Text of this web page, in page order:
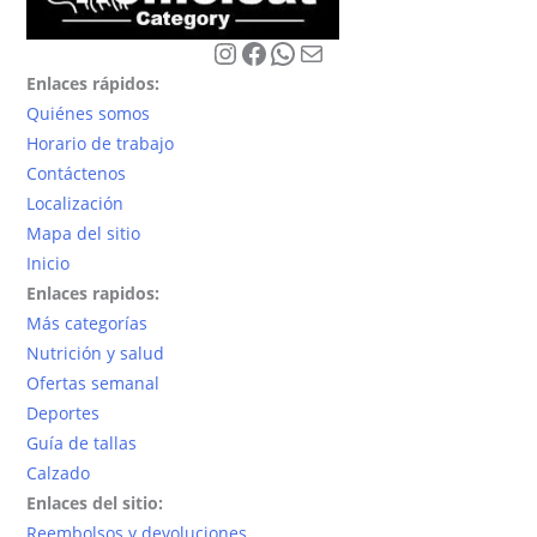
pueden
en
la
página
de
producto
la
página
Instagram
Facebook
WhatsApp
Correo electrónico
Enlaces rápidos:
Quiénes somos
Horario de trabajo
Contáctenos
Localización
Mapa del sitio
Inicio
Enlaces rapidos:
Más categorías
Nutrición y salud
Ofertas semanal
Deportes
Guía de tallas
Calzado
Enlaces del sitio: